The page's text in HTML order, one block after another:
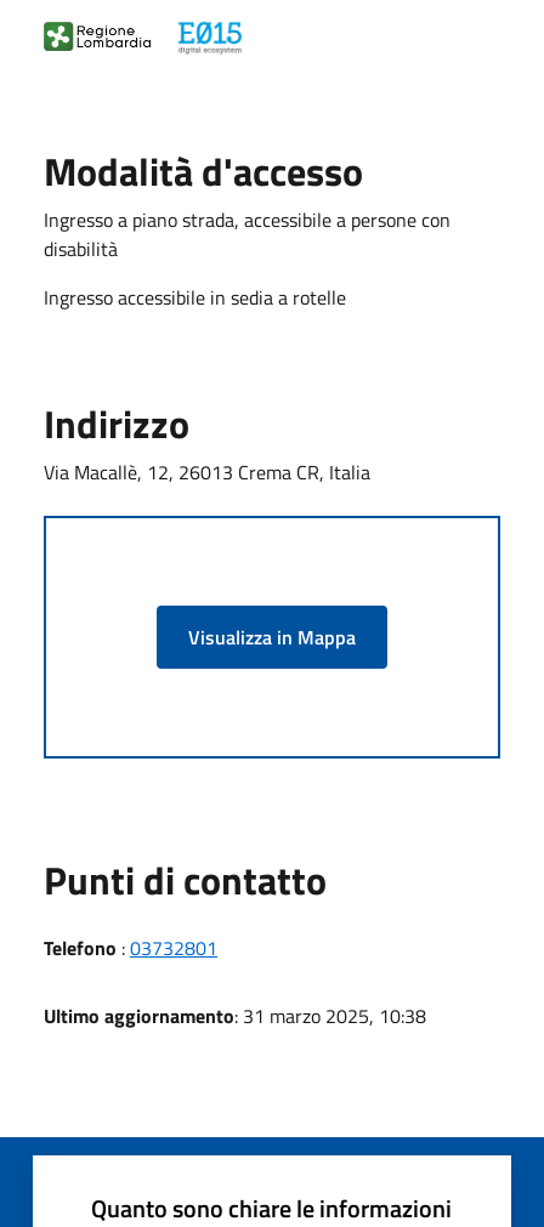
Modalità d'accesso
Ingresso a piano strada, accessibile a persone con
disabilità
Ingresso accessibile in sedia a rotelle
Indirizzo
Via Macallè, 12, 26013 Crema CR, Italia
Visualizza in Mappa
Punti di contatto
Telefono :03732801
Ultimo aggiornamento: 31 marzo 2025, 10:38
Quanto sono chiare le informazioni